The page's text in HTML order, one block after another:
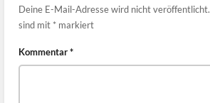
Deine E-Mail-Adresse wird nicht veröffentlicht.
sind mit * markiert
Kommentar*